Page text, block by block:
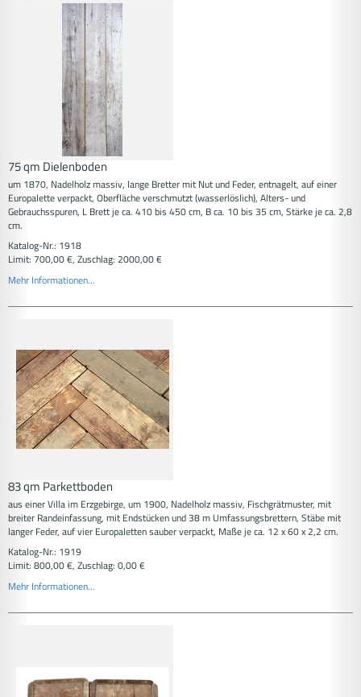
75 qm Dielenboden
um 1870, Nadelholz massiv, lange Bretter mit Nut und Feder, entnagelt, auf einer
Europalette verpackt, Oberfläche verschmutzt (wasserlöslich), Alters- und
Gebrauchsspuren, L Brett je ca. 410 bis 450 cm, B ca. 10 bis 35 cm, Stärke je ca. 2,8
cm.
Katalog-Nr.: 1918
Limit: 700,00 €, Zuschlag: 2000,00 €
Mehr Informationen...
83 qm Parkettboden
aus einer Villa im Erzgebirge, um 1900, Nadelholz massiv, Fischgrätmuster, mit
breiter Randeinfassung, mit Endstücken und 38 m Umfassungsbrettern, Stäbe mit
langer Feder, auf vier Europaletten sauber verpackt, Maße je ca. 12 x 60 x 2,2 cm.
Katalog-Nr.: 1919
Limit: 800,00 €, Zuschlag: 0,00 €
Mehr Informationen...